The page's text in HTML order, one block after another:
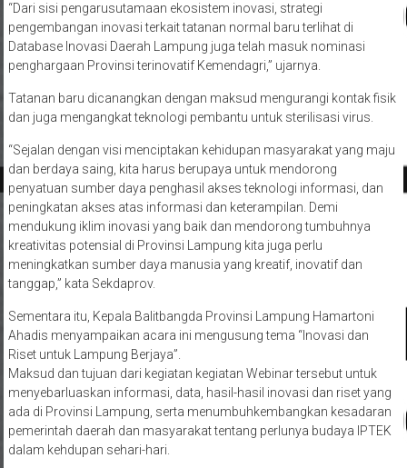
“Dari sisi pengarusutamaan ekosistem inovasi, strategi
pengembangan inovasi terkait tatanan normal baru terlihat di
Database Inovasi Daerah Lampung juga telah masuk nominasi
penghargaan Provinsi terinovatif Kemendagri,” ujarnya.
Tatanan baru dicanangkan dengan maksud mengurangi kontak fisik
dan juga mengangkat teknologi pembantu untuk sterilisasi virus.
“Sejalan dengan visi menciptakan kehidupan masyarakat yang maju
dan berdaya saing, kita harus berupaya untuk mendorong
penyatuan sumber daya penghasil akses teknologi informasi, dan
peningkatan akses atas informasi dan keterampilan. Demi
mendukung iklim inovasi yang baik dan mendorong tumbuhnya
kreativitas potensial di Provinsi Lampung kita juga perlu
meningkatkan sumber daya manusia yang kreatif, inovatif dan
tanggap,” kata Sekdaprov.
Sementara itu, Kepala Balitbangda Provinsi Lampung Hamartoni
Ahadis menyampaikan acara ini mengusung tema “Inovasi dan
Riset untuk Lampung Berjaya”.
Maksud dan tujuan dari kegiatan kegiatan Webinar tersebut untuk
menyebarluaskan informasi, data, hasil-hasil inovasi dan riset yang
ada di Provinsi Lampung, serta menumbuhkembangkan kesadaran
pemerintah daerah dan masyarakat tentang perlunya budaya IPTEK
dalam kehdupan sehari-hari.